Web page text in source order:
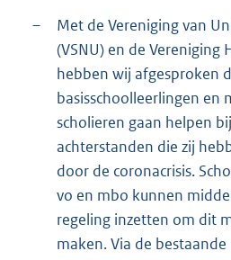
–
Met de Vereniging van
(VSNU) en de Vereniging
hebben wij afgesproken
basisschoolleerlingen en
scholieren gaan helpen
achterstanden die zij
door de coronacrisis.
vo en mbo kunnen
regeling inzetten om dit
maken. Via de